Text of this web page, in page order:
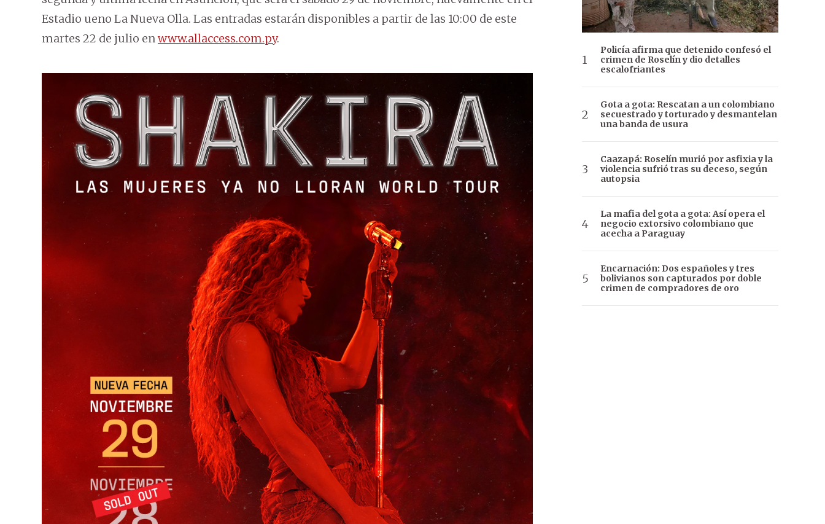
Estadio ueno La Nueva Olla. Las entradas estarán disponibles a partir de las 10:00 de este
martes 22 de julio enwww.allaccess.com.py.
Policía afirma que detenido confesó el
crimen de Roselín y dio detalles
escalofriantes
Gota a gota: Rescatan a un colombiano
secuestrado y torturado y desmantelan
una banda de usura
Caazapá: Roselín murió por asfixia y la
violencia sufrió tras su deceso, según
autopsia
La mafia del gota a gota: Así opera el
negocio extorsivo colombiano que
acecha a Paraguay
Encarnación: Dos españoles y tres
bolivianos son capturados por doble
crimen de compradores de oro